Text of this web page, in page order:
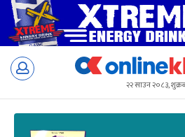
Skip
२२ साउन २०८३,